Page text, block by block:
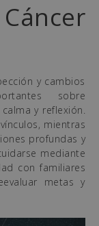
y cambios
sobre
y reflexión.
mientras
profundas y
mediante
con familiares
metas y